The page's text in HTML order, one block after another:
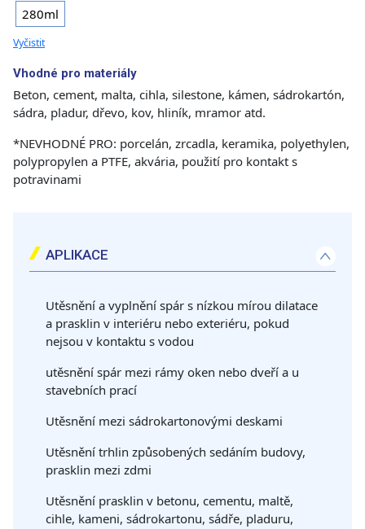
280ml
Vyčistit
Vhodné pro materiály
Beton, cement, malta, cihla, silestone, kámen, sádrokartón,
sádra, pladur, dřevo, kov, hliník, mramor atd.
*NEVHODNÉ PRO: porcelán, zrcadla, keramika, polyethylen,
polypropylen a PTFE, akvária, použití pro kontakt s
potravinami
APLIKACE
Utěsnění a vyplnění spár s nízkou mírou dilatace
a prasklin v interiéru nebo exteriéru, pokud
nejsou v kontaktu s vodou
utěsnění spár mezi rámy oken nebo dveří a u
stavebních prací
Utěsnění mezi sádrokartonovými deskami
Utěsnění trhlin způsobených sedáním budovy,
prasklin mezi zdmi
Utěsnění prasklin v betonu, cementu, maltě,
cihle, kameni, sádrokartonu, sádře, pladuru,